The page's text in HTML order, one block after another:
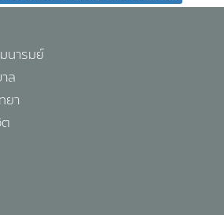
นารมย์
ล
ยา